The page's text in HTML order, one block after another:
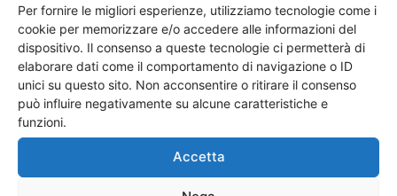
Per fornire le migliori esperienze, utilizziamo tecnologie come i
cookie per memorizzare e/o accedere alle informazioni del
dispositivo. Il consenso a queste tecnologie ci permetterà di
elaborare dati come il comportamento di navigazione o ID
unici su questo sito. Non acconsentire o ritirare il consenso
può influire negativamente su alcune caratteristiche e
funzioni.
Accetta